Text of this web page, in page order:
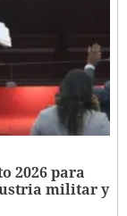
2026 para
militar y